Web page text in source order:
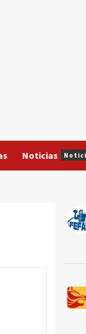
Noticias